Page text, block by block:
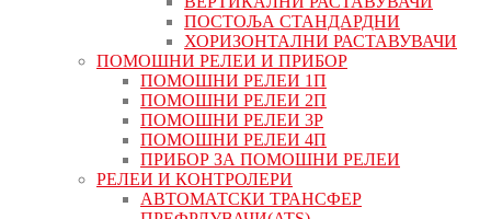
ПОСТОЉА СТАНДАРДНИ
ХОРИЗОНТАЛНИ РАСТАВУВАЧИ
ПОМОШНИ РЕЛЕИ И ПРИБОР
ПОМОШНИ РЕЛЕИ 1П
ПОМОШНИ РЕЛЕИ 2П
ПОМОШНИ РЕЛЕИ 3P
ПОМОШНИ РЕЛЕИ 4П
ПРИБОР ЗА ПОМОШНИ РЕЛЕИ
РЕЛЕИ И КОНТРОЛЕРИ
АВТОМАТСКИ ТРАНСФЕР